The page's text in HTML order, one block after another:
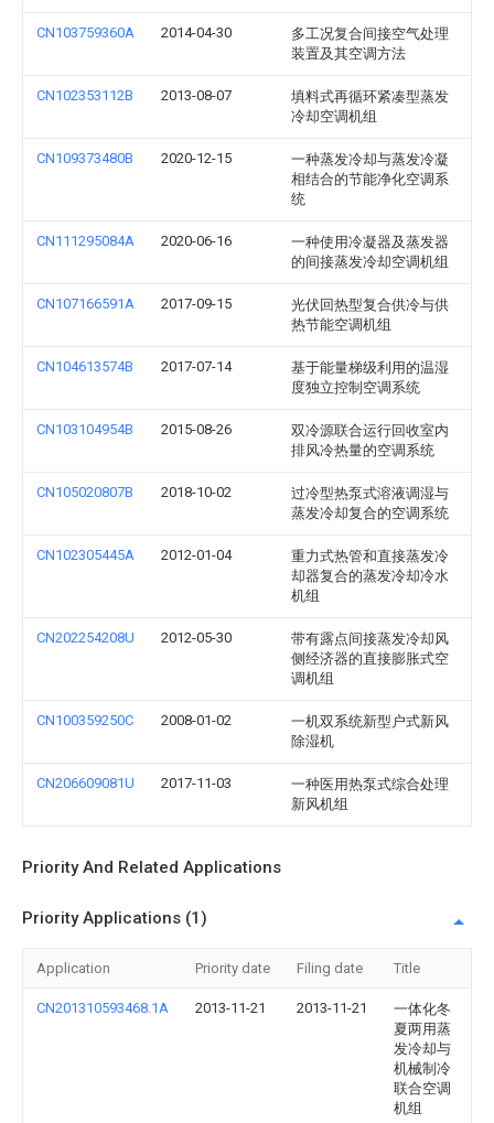
CN103759360A 2014-04-30
多工况复合间接空气处理
装置及其空调方法
CN102353112B 2013-08-07
填料式再循环紧凑型蒸发
冷却空调机组
CN109373480B 2020-12-15
一种蒸发冷却与蒸发冷凝
相结合的节能净化空调系
统
CN111295084A 2020-06-16
一种使用冷凝器及蒸发器
的间接蒸发冷却空调机组
CN107166591A 2017-09-15
光伏回热型复合供冷与供
热节能空调机组
CN104613574B 2017-07-14
基于能量梯级利用的温湿
度独立控制空调系统
CN103104954B 2015-08-26
双冷源联合运行回收室内
排风冷热量的空调系统
CN105020807B 2018-10-02
过冷型热泵式溶液调湿与
蒸发冷却复合的空调系统
CN102305445A 2012-01-04
重力式热管和直接蒸发冷
却器复合的蒸发冷却冷水
机组
CN202254208U 2012-05-30
带有露点间接蒸发冷却风
侧经济器的直接膨胀式空
调机组
CN100359250C 2008-01-02
一机双系统新型户式新风
除湿机
CN206609081U 2017-11-03
一种医用热泵式综合处理
新风机组
Priority And Related Applications
Priority Applications (1)
Application Priority date Filing date Title
CN201310593468.1A 2013-11-21 2013-11-21
一体化冬
夏两用蒸
发冷却与
机械制冷
联合空调
机组